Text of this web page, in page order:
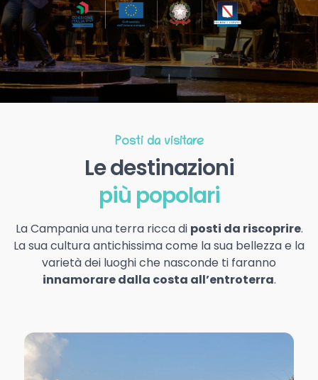
Posti da visitare
Le destinazioni
più popolari
La Campania una terra ricca di posti da riscoprire.
La sua cultura antichissima come la sua bellezza e la
varietà dei luoghi che nasconde ti faranno
innamorare dalla costa all’entroterra.